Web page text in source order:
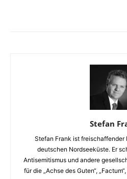
Stefan
Stefan Frank ist freischaffender
deutschen Nordseeküste. Er
Antisemitismus und andere
für die „Achse des Guten“,